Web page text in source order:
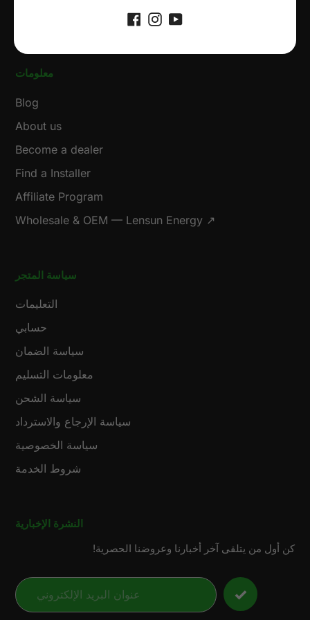
معلومات
Blog
About us
Become a dealer
Find a Installer
Affiliate Program
Wholesale & OEM — Lensun Energy ↗
سياسة المتجر
التعليمات
حسابي
سياسة الضمان
معلومات التسليم
سياسة الشحن
سياسة الإرجاع والاسترداد
سياسة الخصوصية
شروط الخدمة
النشرة الإخبارية
كن أول من يتلقى آخر أخبارنا وعروضنا الحصرية!